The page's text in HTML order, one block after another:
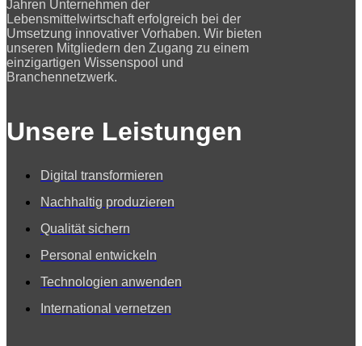
Jahren Unternehmen der
Lebensmittelwirtschaft erfolgreich bei der
Umsetzung innovativer Vorhaben. Wir bieten
unseren Mitgliedern den Zugang zu einem
einzigartigen Wissenspool und
Branchennetzwerk.
Unsere Leistungen
Digital transformieren
Nachhaltig produzieren
Qualität sichern
Personal entwickeln
Technologien anwenden
International vernetzen